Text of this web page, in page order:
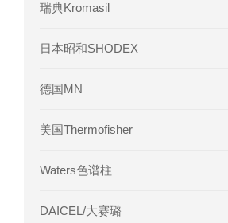
瑞典Kromasil
日本昭和SHODEX
德国MN
美国Thermofisher
Waters色谱柱
DAICEL/大赛璐